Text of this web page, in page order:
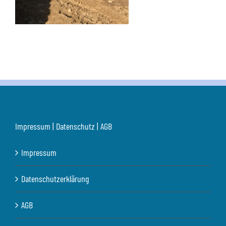
Impressum | Datenschutz | AGB
Impressum
Datenschutzerklärung
AGB